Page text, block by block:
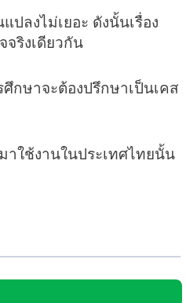
ปลงไม่เยอะ ดังนั้นเรื่อง
จริงเดียวกัน
กษาจะต้องปรึกษาเป็นเคส
ใช้งานในประเทศไทยนั้น